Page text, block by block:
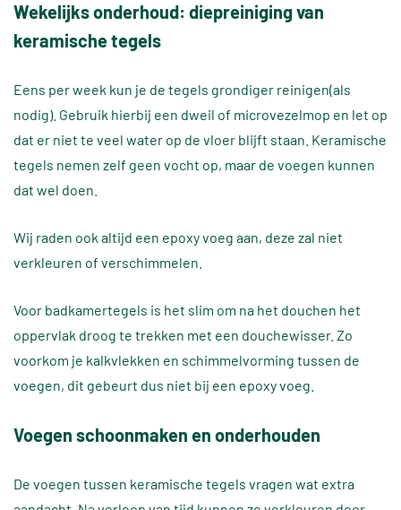
Wekelijks onderhoud: diepreiniging van
keramische tegels
Eens per week kun je de tegels grondiger reinigen(als
nodig). Gebruik hierbij een dweil of microvezelmop en let op
dat er niet te veel water op de vloer blijft staan. Keramische
tegels nemen zelf geen vocht op, maar de voegen kunnen
dat wel doen.
Wij raden ook altijd een epoxy voeg aan, deze zal niet
verkleuren of verschimmelen.
Voor badkamertegels is het slim om na het douchen het
oppervlak droog te trekken met een douchewisser. Zo
voorkom je kalkvlekken en schimmelvorming tussen de
voegen, dit gebeurt dus niet bij een epoxy voeg.
Voegen schoonmaken en onderhouden
De voegen tussen keramische tegels vragen wat extra